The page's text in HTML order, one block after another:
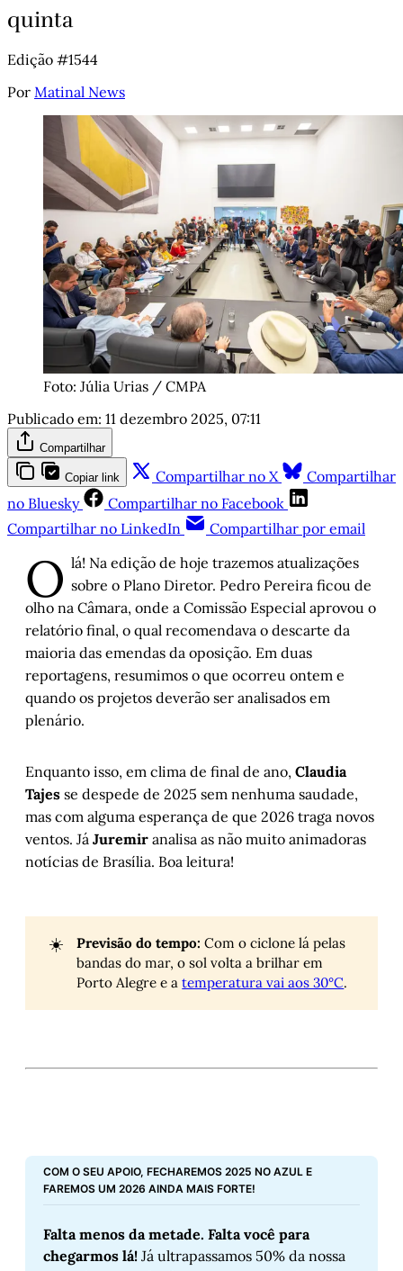
quinta
Edição #1544
Por Matinal News
Foto: Júlia Urias / CMPA
Publicado em: 11 dezembro 2025, 07:11
Compartilhar
Copiar link Compartilhar no X
Compartilhar
no Bluesky
Compartilhar no Facebook
Compartilhar no LinkedIn
Compartilhar por email
O lá! Na edição de hoje trazemos atualizações
sobre o Plano Diretor. Pedro Pereira ficou de
olho na Câmara, onde a Comissão Especial aprovou o
relatório final, o qual recomendava o descarte da
maioria das emendas da oposição. Em duas
reportagens, resumimos o que ocorreu ontem e
quando os projetos deverão ser analisados em
plenário.
Enquanto isso, em clima de final de ano, Claudia
Tajes se despede de 2025 sem nenhuma saudade,
mas com alguma esperança de que 2026 traga novos
ventos. Já Juremir analisa as não muito animadoras
notícias de Brasília. Boa leitura!
☀️ Previsão do tempo: Com o ciclone lá pelas
bandas do mar, o sol volta a brilhar em
Porto Alegre e atemperatura vai aos 30°C.
COM O SEU APOIO, FECHAREMOS 2025 NO AZUL E
FAREMOS UM 2026 AINDA MAIS FORTE!
Falta menos da metade. Falta você para
chegarmos lá! Já ultrapassamos 50% da nossa